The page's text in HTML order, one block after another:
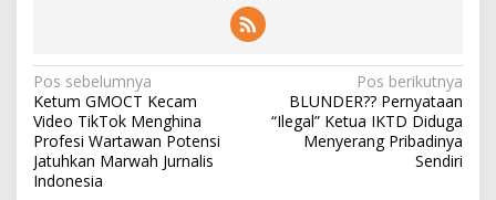
N
a
v
i
Pos sebelumnya
Ketum GMOCT Kecam
Video TikTok Menghina
Profesi Wartawan Potensi
Jatuhkan Marwah Jurnalis
Indonesia
Pos berikutnya
BLUNDER?? Pernyataan
“Ilegal” Ketua IKTD Diduga
Menyerang Pribadinya
Sendiri